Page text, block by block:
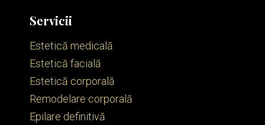
Servicii
Estetică medicală
Estetică facială
Estetică corporală
Remodelare corporală
Epilare definitivă